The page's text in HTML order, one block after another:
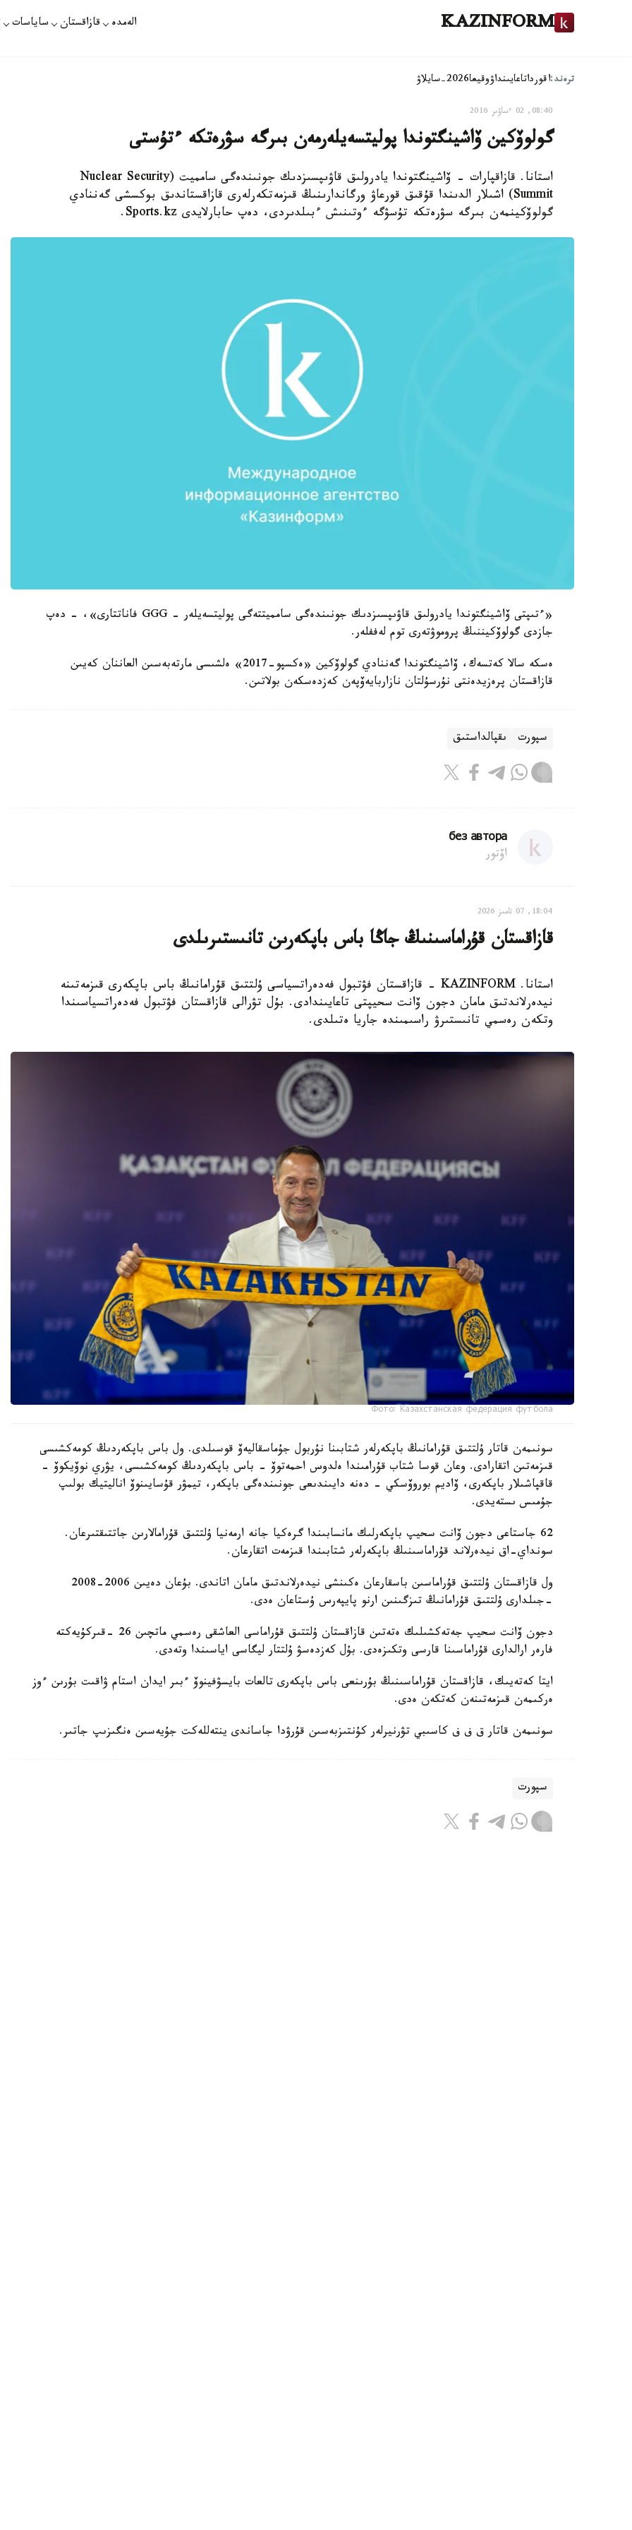
KAZINFORM الەمدە قازاقستان ساياسات
ترەند:اقورداتاعايىنداۋوقيعا2026-سايلاۋ
08:40, 02 ءساۋىر 2016
گولوۆكين ۆاشينگتوندا پوليتسەيلەرمەن بىرگە سۋرەتكە ءتۇستى
استانا. قازاقپارات - ۆاشينگتوندا يادرولىق قاۋىپسىزدىك جونىندەگى سامميت (Nuclear Security
Summit) اشىلار الدىندا قۇقىق قورعاۋ ورگاندارىنىڭ قىزمەتكەرلەرى قازاقستاندىق بوكسشى گەننادي
گولوۆكينمەن بىرگە سۋرەتكە تۇسۋگە ءوتىنىش ءبىلدىردى، دەپ حابارلايدى Sports.kz.
«ءتىپتى ۆاشينگتوندا يادرولىق قاۋىپسىزدىك جونىندەگى سامميتتەگى پوليتسەيلەر - GGG فاناتتارى»، - دەپ
جازدى گولوۆكيننىڭ پروموۋتەرى توم لەففلەر.
ەسكە سالا كەتسەك، ۆاشينگتوندا گەننادي گولوۆكين «ەكسپو-2017» ەلشىسى مارتەبەسىن العاننان كەيىن
قازاقستان پرەزيدەنتى نۇرسۇلتان نازاربايەۆپەن كەزدەسكەن بولاتىن.
سپورت ىقپالداستىق
без автора
اۆتور
18:04, 07 تامىز 2026
قازاقستان قۇراماسىنىڭ جاڭا باس باپكەرىن تانىستىرىلدى
استانا. KAZINFORM - قازاقستان فۋتبول فەدەراتسياسى ۇلتتىق قۇرامانىڭ باس باپكەرى قىزمەتىنە
نيدەرلاندتىق مامان دجون ۆانت سحيپتى تاعايىندادى. بۇل تۋرالى قازاقستان فۋتبول فەدەراتسياسىندا
وتكەن رەسمي تانىستىرۋ راسىمىندە جاريا ەتىلدى.
Фото: Казахстанская федерация футбола
سونىمەن قاتار ۇلتتىق قۇرامانىڭ باپكەرلەر شتابىنا نۇربول جۇماسقاليەۆ قوسىلدى. ول باس باپكەردىڭ كومەكشىسى
قىزمەتىن اتقارادى. وعان قوسا شتاب قۇرامىندا ەلدوس احمەتوۆ - باس باپكەردىڭ كومەكشىسى، يۋري نوۆيكوۆ -
قاقپاشىلار باپكەرى، ۆاديم بوروۆسكي - دەنە دايىندىعى جونىندەگى باپكەر، تيمۋر قۇسايىنوۆ اناليتيك بولىپ
جۇمىس ىستەيدى.
62 جاستاعى دجون ۆانت سحيپ باپكەرلىك مانسابىندا گرەكيا جانە ارمەنيا ۇلتتىق قۇرامالارىن جاتتىقتىرعان.
سونداي-اق نيدەرلاند قۇراماسىنىڭ باپكەرلەر شتابىندا قىزمەت اتقارعان.
ول قازاقستان ۇلتتىق قۇراماسىن باسقارعان ەكىنشى نيدەرلاندتىق مامان اتاندى. بۇعان دەيىن 2006-2008
-جىلدارى ۇلتتىق قۇرامانىڭ تىزگىنىن ارنو پايپەرس ۇستاعان ەدى.
دجون ۆانت سحيپ جەتەكشىلىك ەتەتىن قازاقستان ۇلتتىق قۇراماسى العاشقى رەسمي ماتچىن 26 -قىركۇيەكتە
فارەر ارالدارى قۇراماسىنا قارسى وتكىزەدى. بۇل كەزدەسۋ ۇلتتار ليگاسى اياسىندا وتەدى.
ايتا كەتەيىك، قازاقستان قۇراماسىنىڭ بۇرىنعى باس باپكەرى تالعات بايسۋفينوۆ ءبىر ايدان استام ۋاقىت بۇرىن ءوز
ەركىمەن قىزمەتىنەن كەتكەن ەدى.
سونىمەن قاتار ق ف ف كاسىبي تۋرنيرلەر كۇنتىزبەسىن قۇرۋدا جاساندى ينتەللەكت جۇيەسىن ەنگىزىپ جاتىر.
سپورت